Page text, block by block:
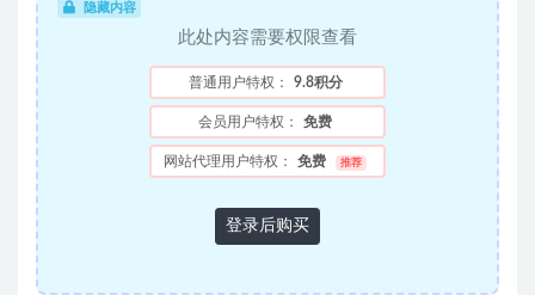
隐藏内容
此处内容需要权限查看
普通用户特权： 9.8积分
会员用户特权： 免费
网站代理用户特权： 免费 推荐
登录后购买